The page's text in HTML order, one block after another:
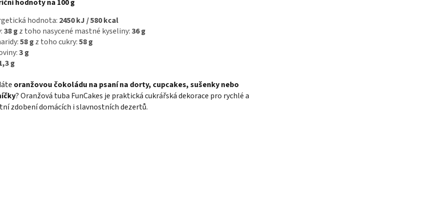
hodnoty na 100 g
hodnota: 2450 kJ / 580 kcal
38 gz toho nasycené mastné kyseliny:36 g
58 gz toho cukry:58 g
3 g
g
oranžovou čokoládu na psaní na dorty, cupcakes, sušenky nebo
? Oranžová tuba FunCakes je praktická cukrářská dekorace pro rychlé a
zdobení domácích i slavnostních dezertů.